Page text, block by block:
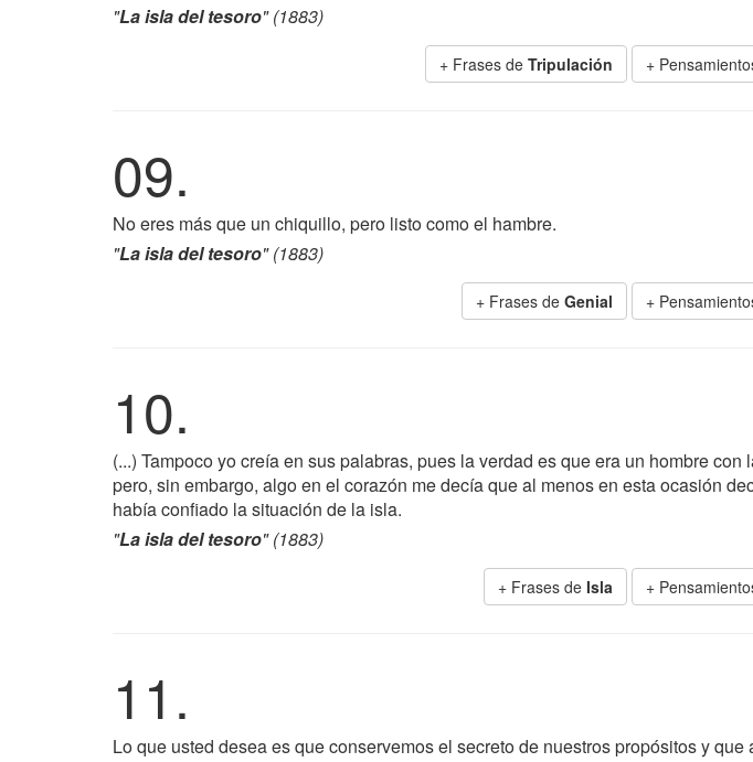
"La isla del tesoro" (1883)
+ Frases de Tripulación +
09.
No eres más que un chiquillo, pero listo como el hambre.
"La isla del tesoro" (1883)
+ Frases de Genial +
10.
(...) Tampoco yo creía en sus palabras, pues la verdad es que era un hombre con
pero, sin embargo, algo en el corazón me decía que al menos en esta ocasión
había confiado la situación de la isla.
"La isla del tesoro" (1883)
+ Frases de Isla +
11.
Lo que usted desea es que conservemos el secreto de nuestros propósitos y que